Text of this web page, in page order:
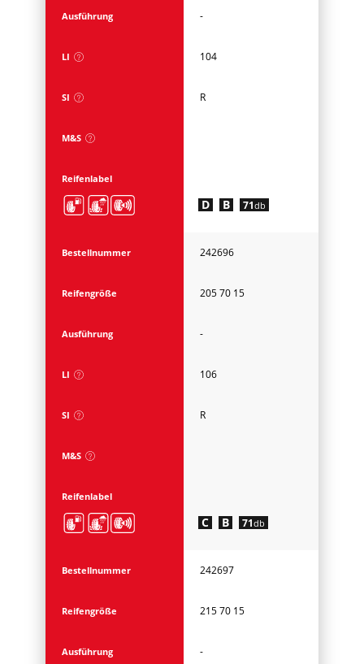
Ausführung -
LI 104
SI R
M&S
Reifenlabel
D B 71db
Bestellnummer 242696
Reifengröße 205 70 15
Ausführung -
LI 106
SI R
M&S
Reifenlabel
C B 71db
Bestellnummer 242697
Reifengröße 215 70 15
Ausführung -